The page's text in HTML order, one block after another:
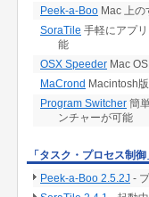
Peek-a-Boo Mac 上の
SoraTile 手軽にアプ
能
OSX Speeder Mac
MaCrond Macintosh
Program Switcher 簡
ンチャーが可能
「タスク・プロセス制
Peek-a-Boo 2.5.2J -